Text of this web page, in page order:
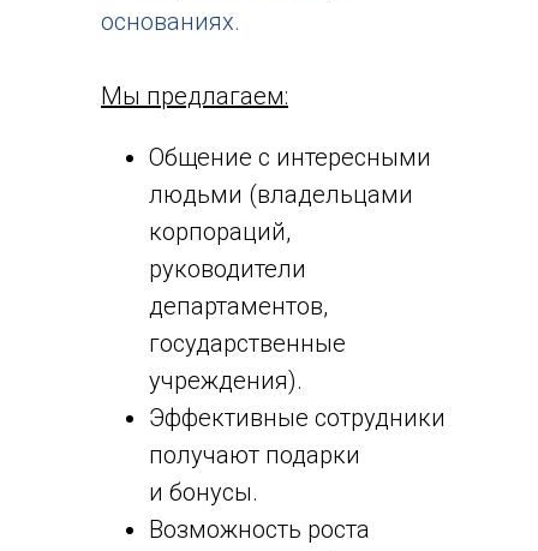
основаниях.
Мы предлагаем:
Общение с интересными
людьми (владельцами
корпораций,
руководители
департаментов,
государственные
учреждения).
Эффективные сотрудники
получают подарки
и бонусы.
Возможность роста